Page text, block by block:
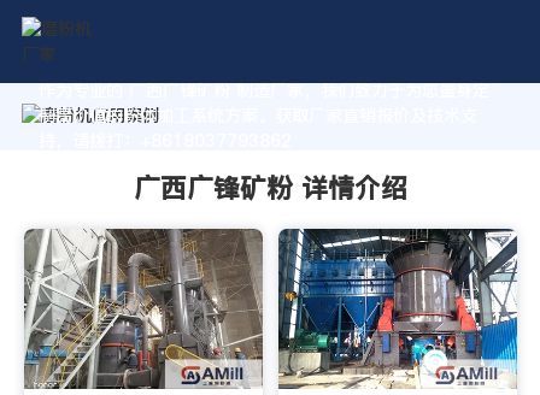
作为专业的 广西广锋矿粉 制造厂家，我们致力于为您量身定
制高价值的粉体加工系统方案。获取厂家直销报价及技术支
广西广锋矿粉 详情介绍